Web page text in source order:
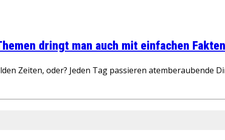
dringt man auch mit einfachen
Zeiten, oder? Jeden Tag passieren atemberaubende